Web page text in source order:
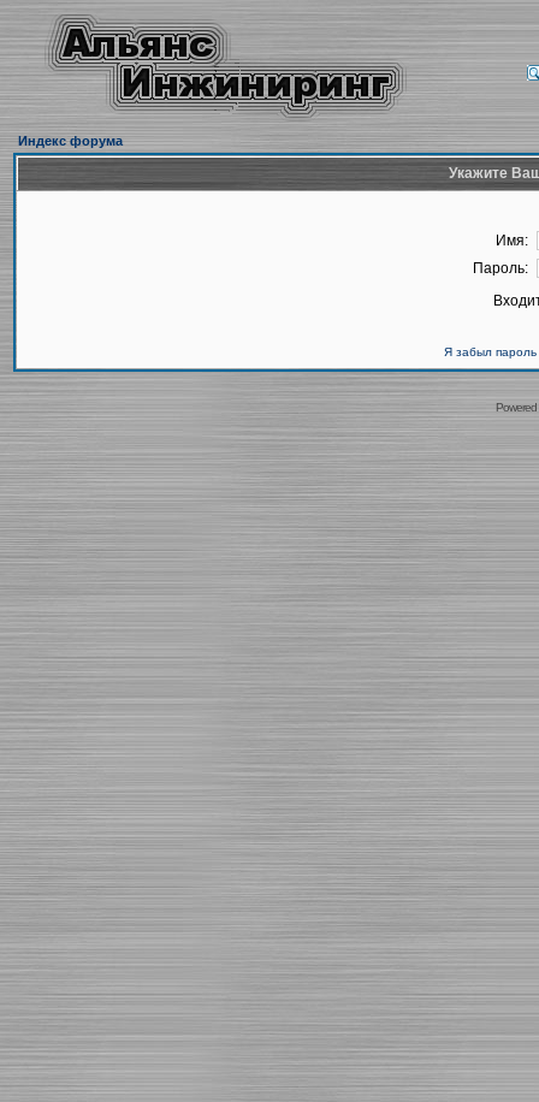
Индекс форума
Укажите
Имя:
Пароль:
Я забыл пароль